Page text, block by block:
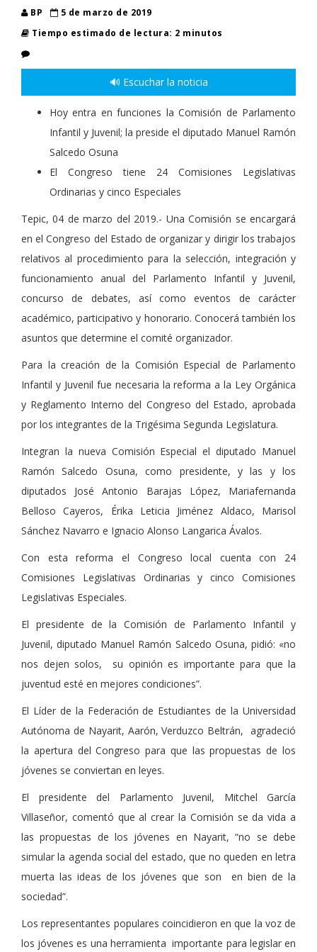
BP
5 de marzo de 2019
Tiempo estimado de lectura: 2 minutos
🔊 Escuchar la noticia
Hoy entra en funciones la Comisión de Parlamento
Infantil y Juvenil; la preside el diputado Manuel Ramón
Salcedo Osuna
El Congreso tiene 24 Comisiones Legislativas
Ordinarias y cinco Especiales
Tepic, 04 de marzo del 2019.- Una Comisión se encargará
en el Congreso del Estado de organizar y dirigir los trabajos
relativos al procedimiento para la selección, integración y
funcionamiento anual del Parlamento Infantil y Juvenil,
concurso de debates, así como eventos de carácter
académico, participativo y honorario. Conocerá también los
asuntos que determine el comité organizador.
Para la creación de la Comisión Especial de Parlamento
Infantil y Juvenil fue necesaria la reforma a la Ley Orgánica
y Reglamento Interno del Congreso del Estado, aprobada
por los integrantes de la Trigésima Segunda Legislatura.
Integran la nueva Comisión Especial el diputado Manuel
Ramón Salcedo Osuna, como presidente, y las y los
diputados José Antonio Barajas López, Mariafernanda
Belloso Cayeros, Érika Leticia Jiménez Aldaco, Marisol
Sánchez Navarro e Ignacio Alonso Langarica Ávalos.
Con esta reforma el Congreso local cuenta con 24
Comisiones Legislativas Ordinarias y cinco Comisiones
Legislativas Especiales.
El presidente de la Comisión de Parlamento Infantil y
Juvenil, diputado Manuel Ramón Salcedo Osuna, pidió: «no
nos dejen solos, su opinión es importante para que la
juventud esté en mejores condiciones”.
El Líder de la Federación de Estudiantes de la Universidad
Autónoma de Nayarit, Aarón, Verduzco Beltrán, agradeció
la apertura del Congreso para que las propuestas de los
jóvenes se conviertan en leyes.
El presidente del Parlamento Juvenil, Mitchel García
Villaseñor, comentó que al crear la Comisión se da vida a
las propuestas de los jóvenes en Nayarit, “no se debe
simular la agenda social del estado, que no queden en letra
muerta las ideas de los jóvenes que son en bien de la
sociedad”.
Los representantes populares coincidieron en que la voz de
los jóvenes es una herramienta importante para legislar en